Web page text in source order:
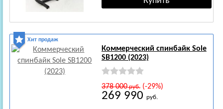
Хит продаж
Коммерческий спинбайк Sole
SB1200 (2023)
378 000руб.(-29%)
269 990 руб.